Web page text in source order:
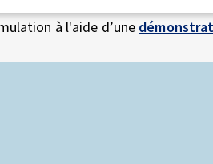
à l'aide d’une